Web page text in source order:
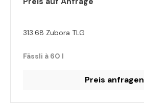
313.68 Zubora TLG
Fässli à 60 l
Preis anfragen